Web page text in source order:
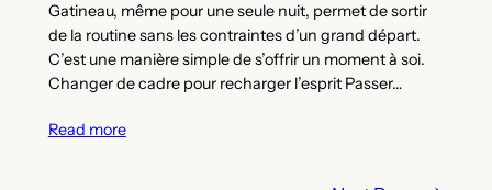
Gatineau, même pour une seule nuit, permet de sortir
de la routine sans les contraintes d’un grand départ.
C’est une manière simple de s’offrir un moment à soi.
Changer de cadre pour recharger l’esprit Passer…
Read more